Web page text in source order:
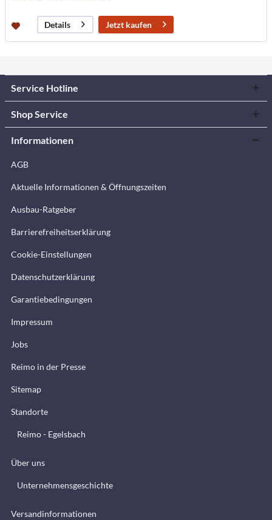
Details Jetzt kaufen
Service Hotline
Shop Service
Informationen
AGB
Aktuelle Informationen & Öffnungszeiten
Ausbau-Ratgeber
Barrierefreiheitserklärung
Cookie-Einstellungen
Datenschutzerklärung
Garantiebedingungen
Impressum
Jobs
Reimo in der Presse
Sitemap
Standorte
Reimo - Egelsbach
Über uns
Unternehmensgeschichte
Versandinformationen